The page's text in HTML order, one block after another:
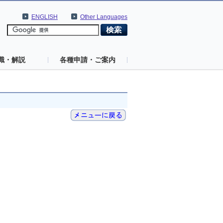
Other Languages
ENGLISH
・解説 各種申請・ご案内